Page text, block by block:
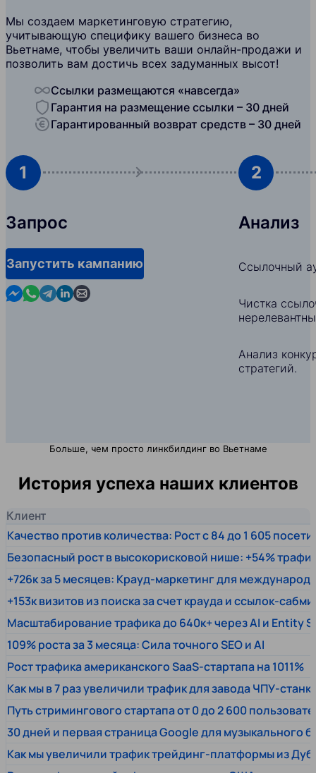
Мы создаем маркетинговую стратегию,
учитывающую специфику вашего бизнеса во
Вьетнаме, чтобы увеличить ваши онлайн-продажи и
позволить вам достичь всех задуманных высот!
Ссылки размещаются «навсегда»
Гарантия на размещение ссылки – 30 дней
Гарантированный возврат средств – 30 дней
1
Запрос
Запустить кампанию
Contact us in Messenger
Contact us in WhatsApp
Contact us in Telegram
Contact us in Linkedin
Contact us by email
2
Анализ
Ссылочный
Чистка
Анализ
стратегий.
Больше, чем просто линкбилдинг во Вьетнаме
История успеха наших клиентов
Клиент
Качество против количества: Рост с 84 до 1 605
Безопасный рост в высокорисковой нише: +54%
+726к за 5 месяцев: Крауд-маркетинг для
+153к визитов из поиска за счет крауда и ссылок-
Масштабирование трафика до 640к+ через AI и Entity
109% роста за 3 месяца: Сила точного SEO и AI
Рост трафика американского SaaS-стартапа на 1011%
Как мы в 7 раз увеличили трафик для завода ЧПУ-
Путь стримингового стартапа от 0 до 2 600
30 дней и первая страница Google для музыкального
Как мы увеличили трафик трейдинг-платформы из